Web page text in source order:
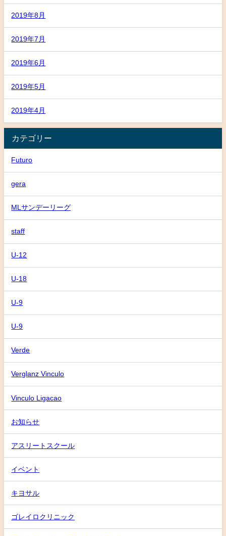
2019年8月
2019年7月
2019年6月
2019年5月
2019年4月
カテゴリー
Futuro
gera
MLサンデーリーグ
staff
U-12
U-18
U-9
U-9
Verde
Verglanz Vinculo
Vinculo Ligacao
お知らせ
アスリートスクール
イベント
キヨサル
ゴレイロクリニック